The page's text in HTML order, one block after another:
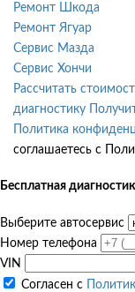
Ремонт Шкода
Ремонт Ягуар
Сервис Мазда
Сервис Хончи
Рассчитать
диагностику
Политика
соглашаетесь с
Бесплатная
Выберите автосервис
Номер телефона
VIN
Согласен с